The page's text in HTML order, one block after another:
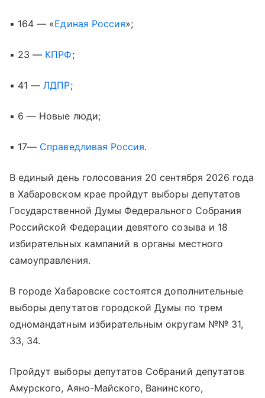
▪ 164 — «Единая Россия»;
▪ 23 — КПРФ;
▪ 41 —ЛДПР;
▪ 6 — Новые люди;
▪ 17— Справедливая Россия.
В единый день голосования 20 сентября 2026 года
в Хабаровском крае пройдут выборы депутатов
Государственной Думы Федерального Собрания
Российской Федерации девятого созыва и 18
избирательных кампаний в органы местного
самоуправления.
В городе Хабаровске состоятся дополнительные
выборы депутатов городской Думы по трем
одномандатным избирательным округам №№ 31,
33, 34.
Пройдут выборы депутатов Собраний депутатов
Амурского, Аяно-Майского, Ванинского,